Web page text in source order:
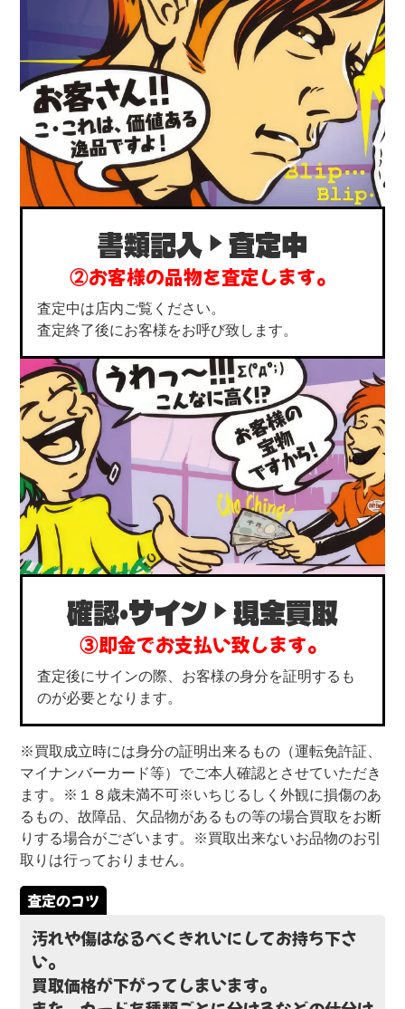
書類記入 査定中
②お客様の品物を査定します。
査定中は店内ご覧ください。
査定終了後にお客様をお呼び致します。
確認・サイン 現金買取
③即金でお支払い致します。
査定後にサインの際、お客様の身分を証明するも
のが必要となります。
※買取成立時には身分の証明出来るもの（運転免許証、
マイナンバーカード等）でご本人確認とさせていただき
ます。※１８歳未満不可※いちじるしく外観に損傷のあ
るもの、故障品、欠品物があるもの等の場合買取をお断
りする場合がございます。※買取出来ないお品物のお引
取りは行っておりません。
汚れや傷はなるべくきれいにしてお持ち下さ
い。
買取価格が下がってしまいます。